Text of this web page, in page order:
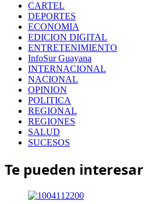
CARTEL
DEPORTES
ECONOMIA
EDICION DIGITAL
ENTRETENIMIENTO
InfoSur Guayana
INTERNACIONAL
NACIONAL
OPINION
POLITICA
REGIONAL
REGIONES
SALUD
SUCESOS
Te pueden interesar